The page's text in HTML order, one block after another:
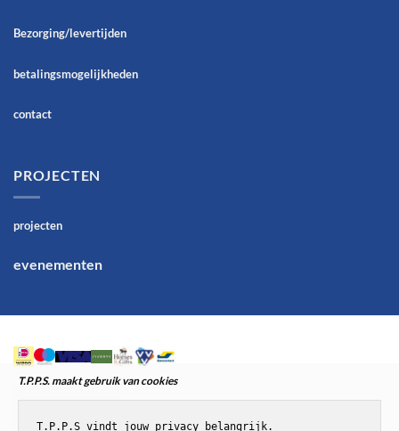
Bezorging/levertijden
betalingsmogelijkheden
contact
PROJECTEN
projecten
evenementen
T.P.P.S. maakt gebruik van cookies
T.P.P.S vindt jouw privacy belangrijk.